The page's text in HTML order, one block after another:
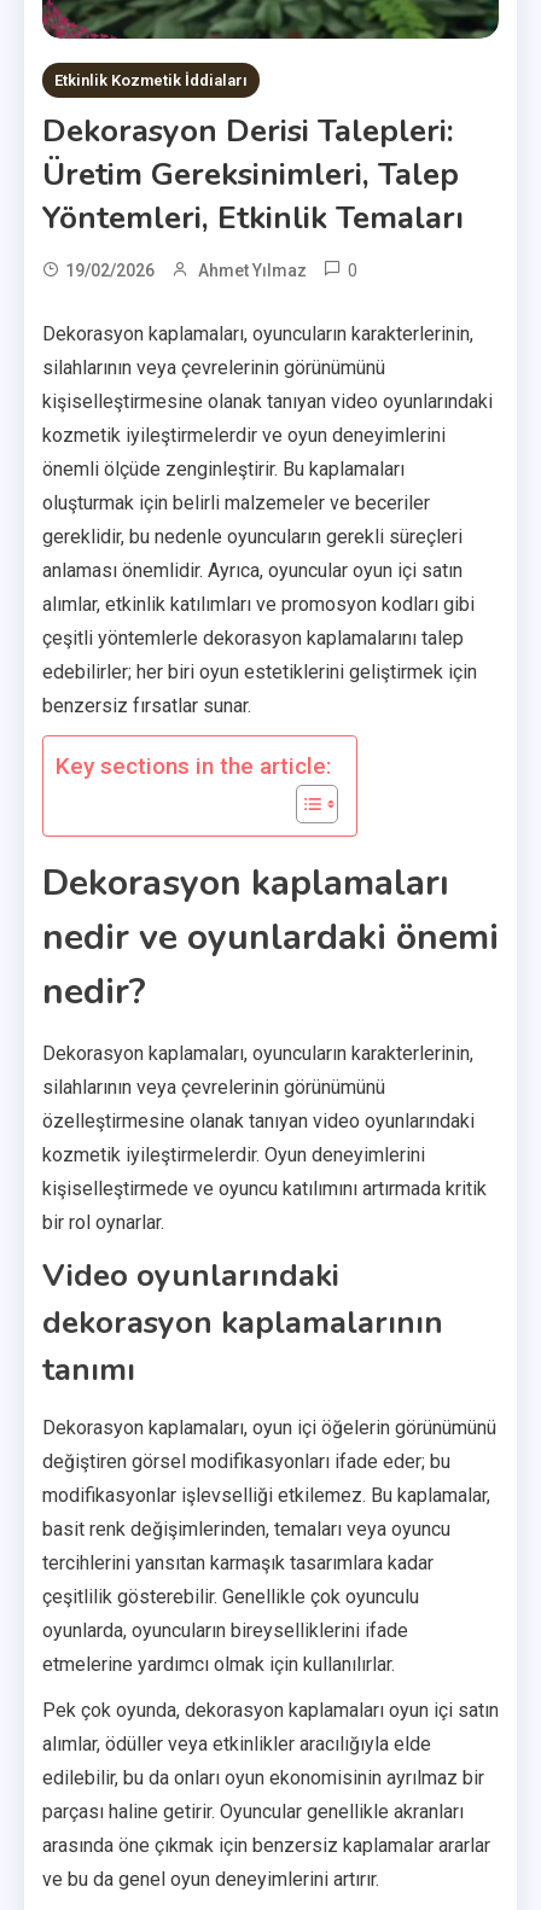
Etkinlik Kozmetik İddiaları
Dekorasyon Derisi Talepleri:
Üretim Gereksinimleri, Talep
Yöntemleri, Etkinlik Temaları
19/02/2026 Ahmet Yılmaz 0
Dekorasyon kaplamaları, oyuncuların karakterlerinin,
silahlarının veya çevrelerinin görünümünü
kişiselleştirmesine olanak tanıyan video oyunlarındaki
kozmetik iyileştirmelerdir ve oyun deneyimlerini
önemli ölçüde zenginleştirir. Bu kaplamaları
oluşturmak için belirli malzemeler ve beceriler
gereklidir, bu nedenle oyuncuların gerekli süreçleri
anlaması önemlidir. Ayrıca, oyuncular oyun içi satın
alımlar, etkinlik katılımları ve promosyon kodları gibi
çeşitli yöntemlerle dekorasyon kaplamalarını talep
edebilirler; her biri oyun estetiklerini geliştirmek için
benzersiz fırsatlar sunar.
Key sections in the article:
Dekorasyon kaplamaları
nedir ve oyunlardaki önemi
nedir?
Dekorasyon kaplamaları, oyuncuların karakterlerinin,
silahlarının veya çevrelerinin görünümünü
özelleştirmesine olanak tanıyan video oyunlarındaki
kozmetik iyileştirmelerdir. Oyun deneyimlerini
kişiselleştirmede ve oyuncu katılımını artırmada kritik
bir rol oynarlar.
Video oyunlarındaki
dekorasyon kaplamalarının
tanımı
Dekorasyon kaplamaları, oyun içi öğelerin görünümünü
değiştiren görsel modifikasyonları ifade eder; bu
modifikasyonlar işlevselliği etkilemez. Bu kaplamalar,
basit renk değişimlerinden, temaları veya oyuncu
tercihlerini yansıtan karmaşık tasarımlara kadar
çeşitlilik gösterebilir. Genellikle çok oyunculu
oyunlarda, oyuncuların bireyselliklerini ifade
etmelerine yardımcı olmak için kullanılırlar.
Pek çok oyunda, dekorasyon kaplamaları oyun içi satın
alımlar, ödüller veya etkinlikler aracılığıyla elde
edilebilir, bu da onları oyun ekonomisinin ayrılmaz bir
parçası haline getirir. Oyuncular genellikle akranları
arasında öne çıkmak için benzersiz kaplamalar ararlar
ve bu da genel oyun deneyimlerini artırır.